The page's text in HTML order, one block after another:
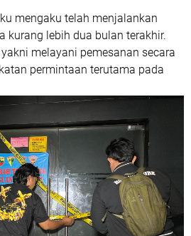
mengaku telah menjalankan
kurang lebih dua bulan terakhir.
melayani pemesanan secara
permintaan terutama pada